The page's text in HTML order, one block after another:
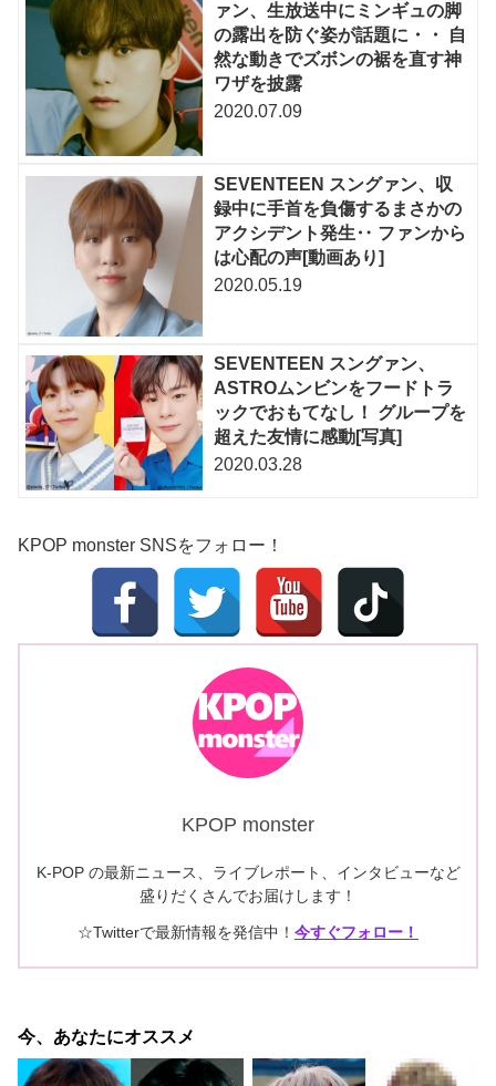
ァン、生放送中にミンギュの脚
の露出を防ぐ姿が話題に・・ 自
然な動きでズボンの裾を直す神
ワザを披露
2020.07.09
SEVENTEEN スングァン、収
録中に手首を負傷するまさかの
アクシデント発生‥ ファンから
は心配の声[動画あり]
2020.05.19
SEVENTEEN スングァン、
ASTROムンビンをフードトラ
ックでおもてなし！ グループを
超えた友情に感動[写真]
2020.03.28
KPOP monster SNSをフォロー！
KPOP monster
K-POP の最新ニュース、ライブレポート、インタビューなど
盛りだくさんでお届けします！
☆Twitterで最新情報を発信中！ 今すぐフォロー！
今、あなたにオススメ